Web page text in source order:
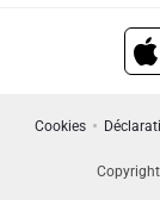
Cookies